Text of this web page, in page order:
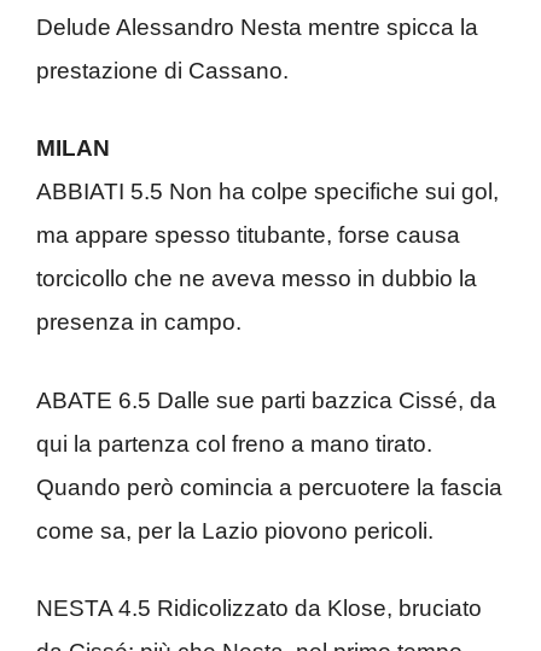
Delude Alessandro Nesta mentre spicca la
prestazione di Cassano.
MILAN
ABBIATI 5.5 Non ha colpe specifiche sui gol,
ma appare spesso titubante, forse causa
torcicollo che ne aveva messo in dubbio la
presenza in campo.
ABATE 6.5 Dalle sue parti bazzica Cissé, da
qui la partenza col freno a mano tirato.
Quando però comincia a percuotere la fascia
come sa, per la Lazio piovono pericoli.
NESTA 4.5 Ridicolizzato da Klose, bruciato